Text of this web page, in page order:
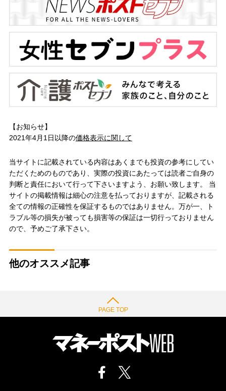
【お知らせ】
2021年4月1日以降の価格表示に関して
当サイトに記載されている内容はあくまでも投資の参考にしてい
ただくためのものであり、実際の投資にあたっては読者ご自身の
判断と責任において行って下さいますよう、お願い致します。 当
サイトの掲載情報は細心の注意を払っておりますが、記載される
全ての情報の正確性を保証するものではありません。万が一、ト
ラブル等の損失が被っても損害等の保証は一切行っておりません
ので、予めご了承下さい。
他のオススメ記事
PAGE TOP